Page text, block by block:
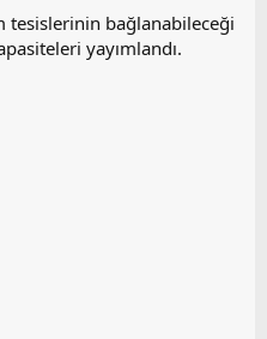
tesislerinin bağlanabileceği
yayımlandı.